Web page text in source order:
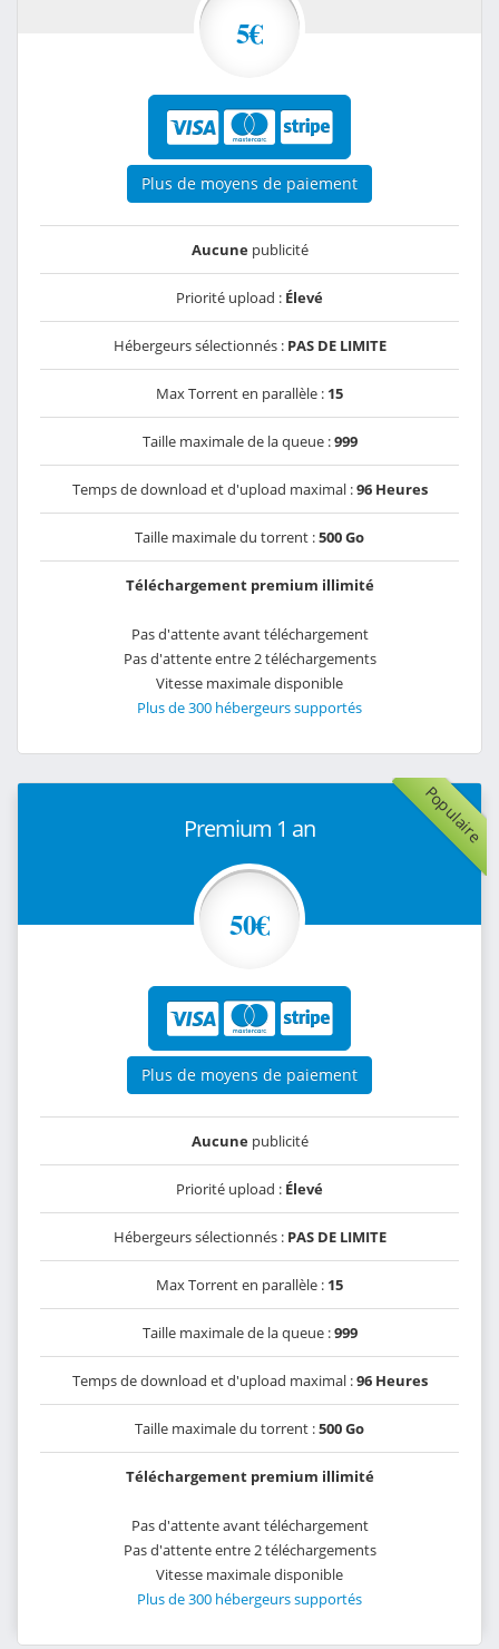
5€
Plus de moyens de paiement
Aucunepublicité
Priorité upload : Élevé
Hébergeurs sélectionnés : PAS DE LIMITE
Max Torrent en parallèle : 15
Taille maximale de la queue :999
Temps de download et d'upload maximal :96 Heures
Taille maximale du torrent :500 Go
Téléchargement premium illimité
Pas d'attente avant téléchargement
Pas d'attente entre 2 téléchargements
Vitesse maximale disponible
Plus de 300 hébergeurs supportés
Populaire
Premium 1 an
50€
Plus de moyens de paiement
Aucunepublicité
Priorité upload : Élevé
Hébergeurs sélectionnés : PAS DE LIMITE
Max Torrent en parallèle : 15
Taille maximale de la queue :999
Temps de download et d'upload maximal :96 Heures
Taille maximale du torrent :500 Go
Téléchargement premium illimité
Pas d'attente avant téléchargement
Pas d'attente entre 2 téléchargements
Vitesse maximale disponible
Plus de 300 hébergeurs supportés